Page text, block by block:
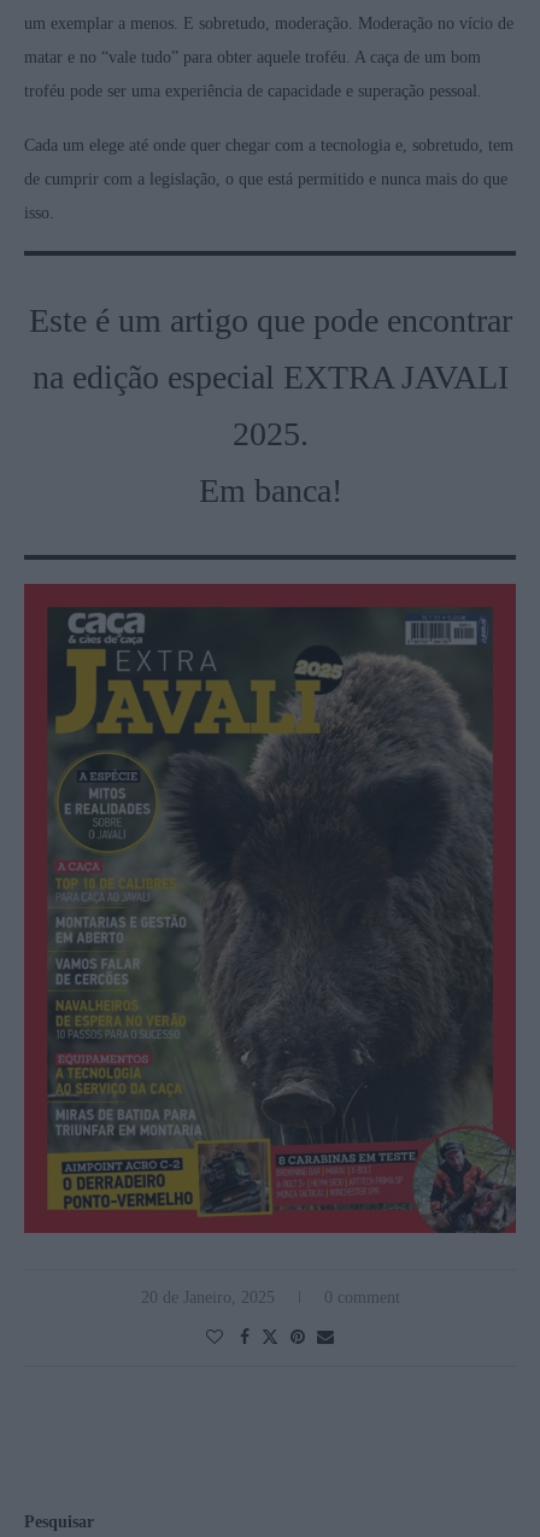
um exemplar a menos. E sobretudo, moderação. Moderação no vício de
matar e no “vale tudo” para obter aquele troféu. A caça de um bom
troféu pode ser uma experiência de capacidade e superação pessoal.
Cada um elege até onde quer chegar com a tecnologia e, sobretudo, tem
de cumprir com a legislação, o que está permitido e nunca mais do que
isso.
Este é um artigo que pode encontrar
na edição especial EXTRA JAVALI
2025.
Em banca!
20 de Janeiro, 2025 0 comment
Pesquisar